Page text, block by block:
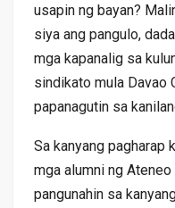
usapin ng bayan?
siya ang pangulo,
mga kapanalig sa
sindikato mula Davao
papanagutin sa
Sa kanyang pagharap
mga alumni ng
pangunahin sa